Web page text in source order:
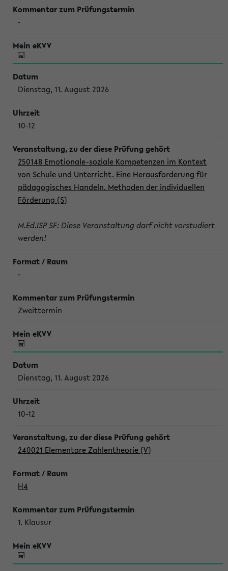
-
Dienstag, 11. August 2026
10-12
250148 Emotionale-soziale Kompetenzen im Kontext
von Schule und Unterricht. Eine Herausforderung für
pädagogisches Handeln. Methoden der individuellen
Förderung (S)
M.Ed.ISP SF: Diese Veranstaltung darf nicht vorstudiert
werden!
-
Zweittermin
Dienstag, 11. August 2026
10-12
240021 Elementare Zahlentheorie (V)
H4
1. Klausur